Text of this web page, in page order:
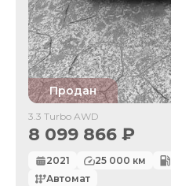
Продан
3.3 Turbo AWD
8 099 866 ₽
2021 25 000 км
Автомат